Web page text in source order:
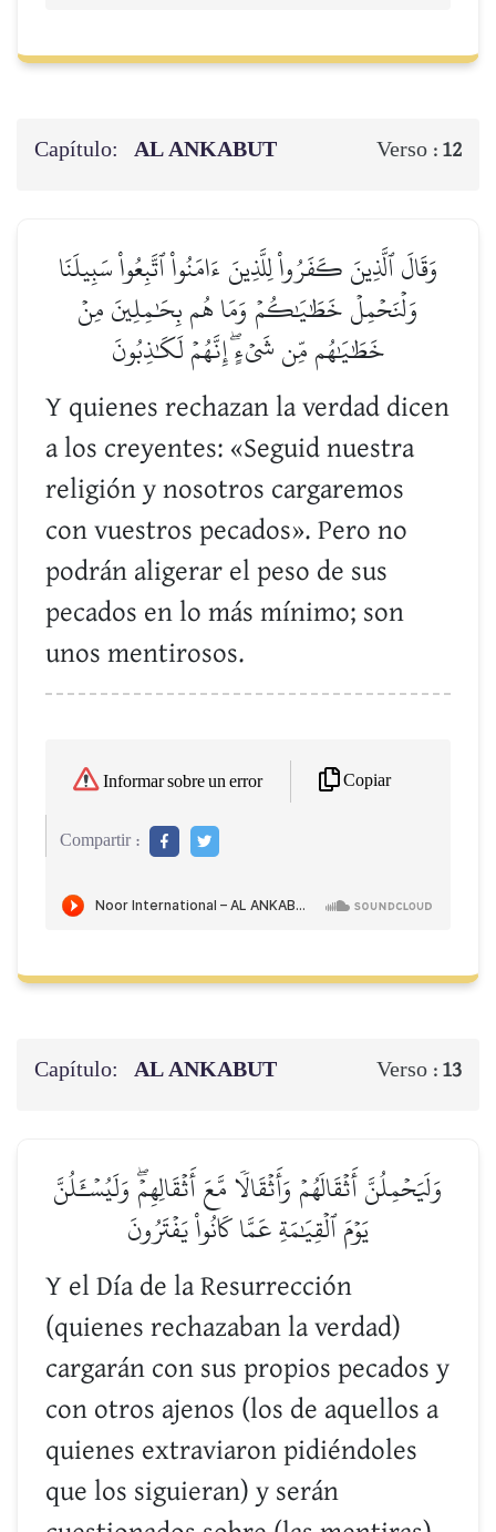
Capítulo: AL ANKABUT Verso : 12
وَقَالَ ٱلَّذِينَ كَفَرُواْ لِلَّذِينَ ءَامَنُواْ ٱتَّبِعُواْ سَبِيلَنَا
وَلۡنَحۡمِلۡ خَطَٰيَٰكُمۡ وَمَا هُم بِحَٰمِلِينَ مِنۡ
خَطَٰيَٰهُم مِّن شَيۡءٍۖ إِنَّهُمۡ لَكَٰذِبُونَ
Y quienes rechazan la verdad dicen
a los creyentes: «Seguid nuestra
religión y nosotros cargaremos
con vuestros pecados». Pero no
podrán aligerar el peso de sus
pecados en lo más mínimo; son
unos mentirosos.
Informar sobre un error Copiar
Compartir :
Capítulo: AL ANKABUT Verso : 13
وَلَيَحۡمِلُنَّ أَثۡقَالَهُمۡ وَأَثۡقَالٗا مَّعَ أَثۡقَالِهِمۡۖ وَلَيُسۡـَٔلُنَّ
يَوۡمَ ٱلۡقِيَٰمَةِ عَمَّا كَانُواْ يَفۡتَرُونَ
Y el Día de la Resurrección
(quienes rechazaban la verdad)
cargarán con sus propios pecados y
con otros ajenos (los de aquellos a
quienes extraviaron pidiéndoles
que los siguieran) y serán